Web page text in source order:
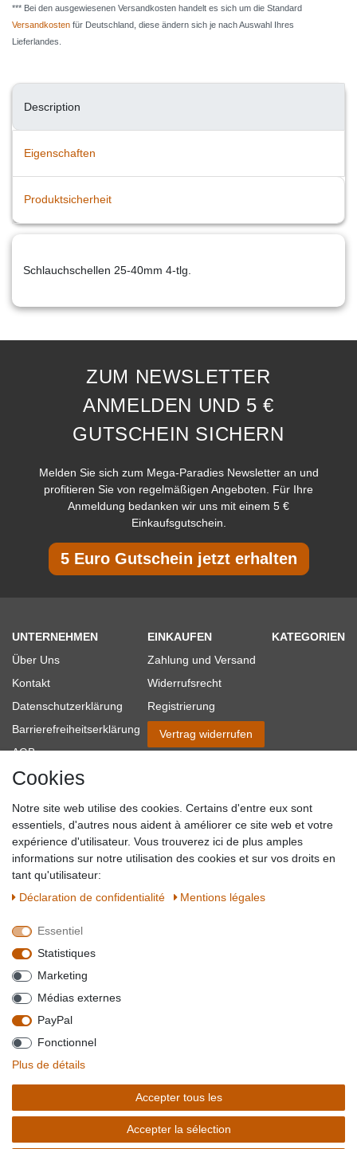
*** Bei den ausgewiesenen Versandkosten handelt es sich um die Standard
Versandkosten für Deutschland, diese ändern sich je nach Auswahl Ihres
Lieferlandes.
Description
Eigenschaften
Produktsicherheit
Schlauchschellen 25-40mm 4-tlg.
ZUM NEWSLETTER
ANMELDEN UND 5 €
GUTSCHEIN SICHERN
Melden Sie sich zum Mega-Paradies Newsletter an und
profitieren Sie von regelmäßigen Angeboten. Für Ihre
Anmeldung bedanken wir uns mit einem 5 €
Einkaufsgutschein.
5 Euro Gutschein jetzt erhalten
UNTERNEHMEN
Über Uns
Kontakt
Datenschutzerklärung
Barrierefreiheitserklärung
AGB
Impressum
Blog
EINKAUFEN
Zahlung und Versand
Widerrufsrecht
Registrierung
Vertrag widerrufen
KATEGORIEN
SICHER EINKAUFEN
QUALITÄT
BESUCHEN SIE UNS AUF
WIR AKZEPTIEREN
*Alle Preise verstehen sich inkl. MwSt. zzgl. Versandkosten. **Gilt für Lieferungen
innerhalb deutschlands, Lieferzeiten für andere Länder entnehmen Sie bitte der
Schaltfäche mit denVersandinformationen. *** Bei den ausgewiesenen Versandkosten
handelt es sich um die StandardVersandkostenfür Deutschland, diese ändern sich je
nach Auswahl Ihres Lieferlandes.
Copyright 2020 © Mega-Paradies GmbH | Alle Rechte vorbehalten.
Cookies
Notre site web utilise des cookies. Certains d'entre eux sont
essentiels, d'autres nous aident à améliorer ce site web et votre
expérience d'utilisateur. Vous trouverez ici de plus amples
informations sur notre utilisation des cookies et sur vos droits en
tant qu'utilisateur:
Déclaration de confidentialité
Mentions légales
Essentiel
Statistiques
Marketing
Médias externes
PayPal
Fonctionnel
Plus de détails
Accepter tous les
Accepter la sélection